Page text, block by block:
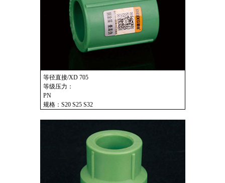
等径直接/XD 705
等级压力：
PN
规格：S20 S25 S32